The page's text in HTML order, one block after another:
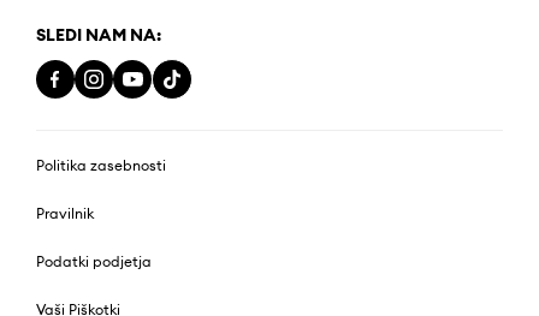
SLEDI NAM NA:
Politika zasebnosti
Pravilnik
Podatki podjetja
Vaši Piškotki